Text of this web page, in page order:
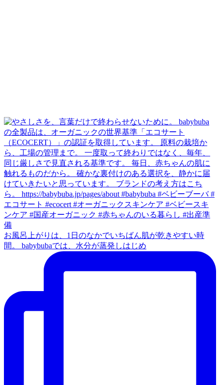
お風呂上がりは、1日のなかでいちばん肌が乾きやすい時
間。 babybubaでは、水分が蒸発しはじめ